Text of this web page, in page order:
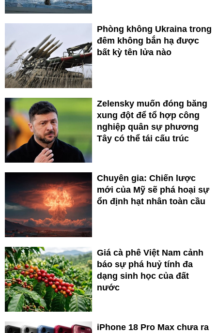
Phòng không Ukraina trong
đêm không bắn hạ được
bất kỳ tên lửa nào
Zelensky muốn đóng băng
xung đột để tổ hợp công
nghiệp quân sự phương
Tây có thể tái cấu trúc
Chuyên gia: Chiến lược
mới của Mỹ sẽ phá hoại sự
ổn định hạt nhân toàn cầu
Giá cà phê Việt Nam cảnh
báo sự phá huỷ tính đa
dạng sinh học của đất
nước
iPhone 18 Pro Max chưa ra